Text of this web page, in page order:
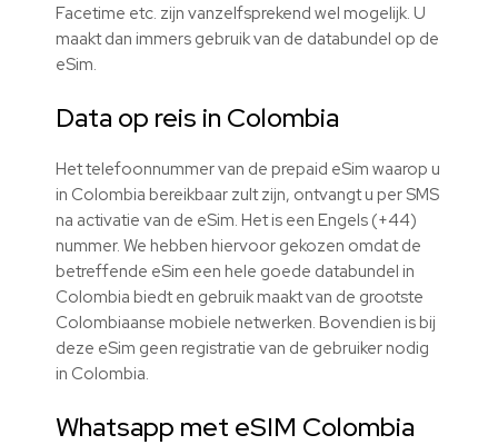
Facetime etc. zijn vanzelfsprekend wel mogelijk. U
maakt dan immers gebruik van de databundel op de
eSim.
Data op reis in Colombia
Het telefoonnummer van de prepaid eSim waarop u
in Colombia bereikbaar zult zijn, ontvangt u per SMS
na activatie van de eSim. Het is een Engels (+44)
nummer. We hebben hiervoor gekozen omdat de
betreffende eSim een hele goede databundel in
Colombia biedt en gebruik maakt van de grootste
Colombiaanse mobiele netwerken. Bovendien is bij
deze eSim geen registratie van de gebruiker nodig
in Colombia.
Whatsapp met eSIM Colombia